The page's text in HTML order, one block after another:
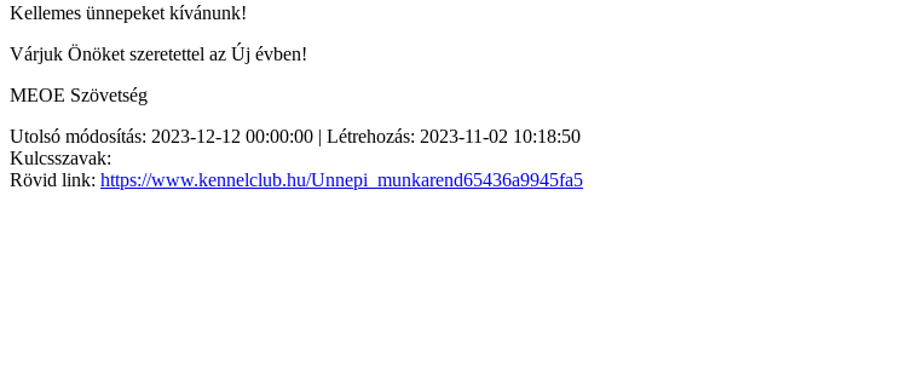
Kellemes ünnepeket kívánunk!
Várjuk Önöket szeretettel az Új évben!
MEOE Szövetség
Utolsó módosítás: 2023-12-12 00:00:00 | Létrehozás: 2023-11-02 10:18:50
Kulcsszavak:
Rövid link: https://www.kennelclub.hu/Unnepi_munkarend65436a9945fa5